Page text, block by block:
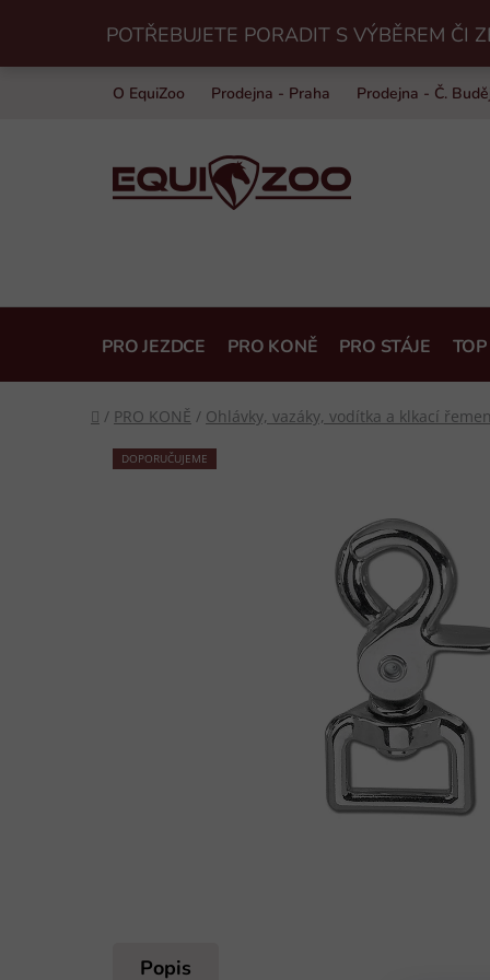
obsah
POTŘEBUJETE PORADIT S VÝBĚREM ČI
O EquiZoo Prodejna - Praha Prodejna - Č.
PRO JEZDCE PRO KONĚ PRO STÁJE
Domů
/ PRO KONĚ / Ohlávky, vazáky, vodítka a klkací
DOPORUČUJEME
Popis